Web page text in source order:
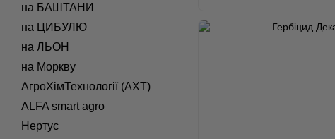
на БАШТАНИ
на ЦИБУЛЮ
на ЛЬОН
на Моркву
АгроХімТехнології (АХТ)
ALFA smart agro
Нертус